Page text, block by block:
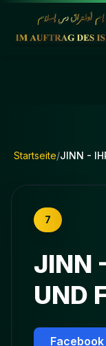
Startseite/JINN -
7
JINN
UND
Facebook